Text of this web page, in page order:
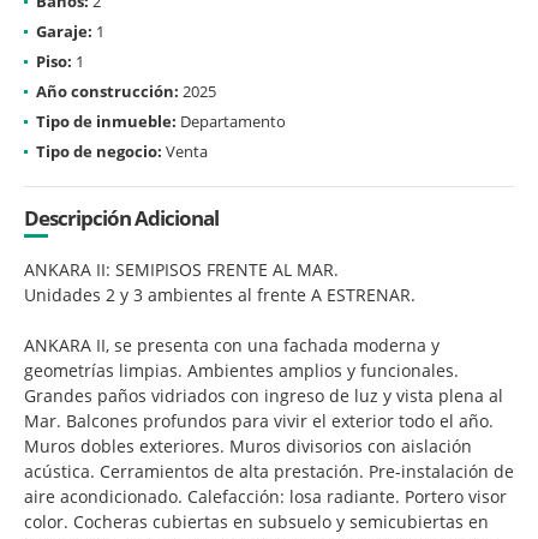
Garaje: 1
Piso: 1
Año construcción: 2025
Tipo de inmueble: Departamento
Tipo de negocio: Venta
Descripción Adicional
ANKARA II: SEMIPISOS FRENTE AL MAR.
Unidades 2 y 3 ambientes al frente A ESTRENAR.
ANKARA II, se presenta con una fachada moderna y
geometrías limpias. Ambientes amplios y funcionales.
Grandes paños vidriados con ingreso de luz y vista plena al
Mar. Balcones profundos para vivir el exterior todo el año.
Muros dobles exteriores. Muros divisorios con aislación
acústica. Cerramientos de alta prestación. Pre-instalación de
aire acondicionado. Calefacción: losa radiante. Portero visor
color. Cocheras cubiertas en subsuelo y semicubiertas en